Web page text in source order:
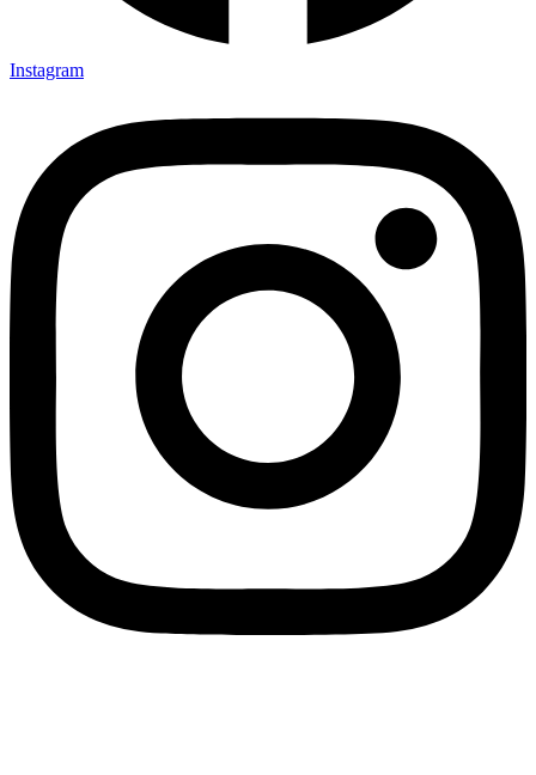
Instagram